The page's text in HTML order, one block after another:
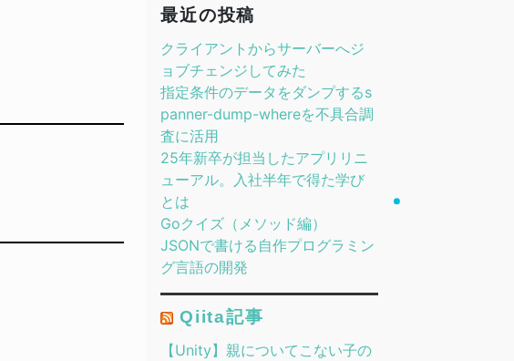
最近の投稿
クライアントからサーバーへジ
ョブチェンジしてみた
指定条件のデータをダンプするs
panner-dump-whereを不具合調
査に活用
25年新卒が担当したアプリリニ
ューアル。入社半年で得た学び
とは
Goクイズ（メソッド編）
JSONで書ける自作プログラミン
グ言語の開発
Qiita記事
【Unity】親についてこない子の